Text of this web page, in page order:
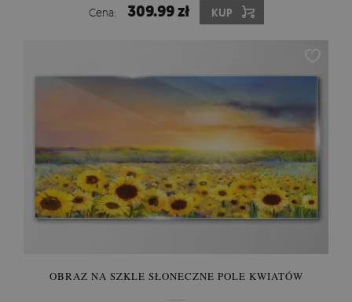
Cena: 309.99 zł KUP
OBRAZ NA SZKLE SŁONECZNE POLE KWIATÓW